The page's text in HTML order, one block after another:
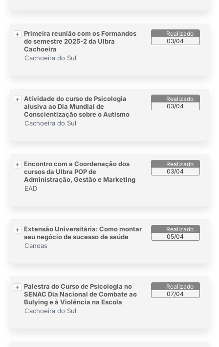
Primeira reunião com os Formandos
do semestre 2025-2 da Ulbra
Cachoeira
03/04
Cachoeira do Sul
Atividade do curso de Psicologia
alusiva ao Dia Mundial de
Conscientização sobre o Autismo
03/04
Cachoeira do Sul
Encontro com a Coordenação dos
cursos da Ulbra POP de
Administração, Gestão e Marketing
03/04
EAD
Extensão Universitária: Como montar
seu negócio de sucesso de saúde
05/04
Canoas
Palestra do Curso de Psicologia no
SENAC Dia Nacional de Combate ao
Bulying e à Violência na Escola
07/04
Cachoeira do Sul